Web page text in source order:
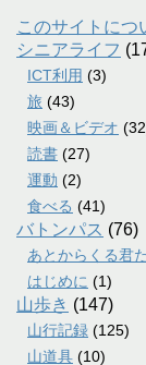
このサイトにつ
シニアライフ
ICT利用 (3)
旅 (43)
映画＆ビデオ
読書 (27)
運動 (2)
食べる (41)
バトンパス (76)
あとからくる君
はじめに (1)
山歩き (147)
山行記録 (125)
山道具 (10)